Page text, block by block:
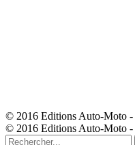
© 2016 Editions Auto-Moto -
© 2016 Editions Auto-Moto -